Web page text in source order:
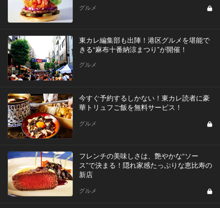
グルメ
東カレ編集部も出陣！港区グルメを堪能で
きる“麻布十番納涼まつり”が開催！
グルメ
今すぐ予約するしかない！東カレ読者に豪
華トリュフご飯を無料サービス！
グルメ
フレンチの美味しさは、艶やかな“ソー
ス”で決まる！隠れ家感たっぷりな恵比寿の
新店
グルメ